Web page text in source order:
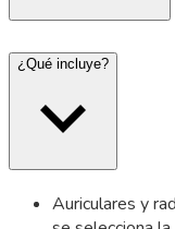
¿Qué incluye?
Auriculares y